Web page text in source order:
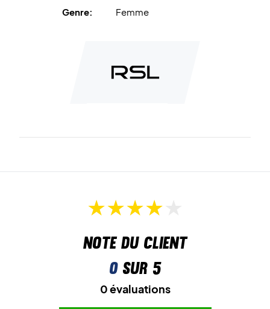
Genre:
Femme
Note du client
0sur 5
0 évaluations